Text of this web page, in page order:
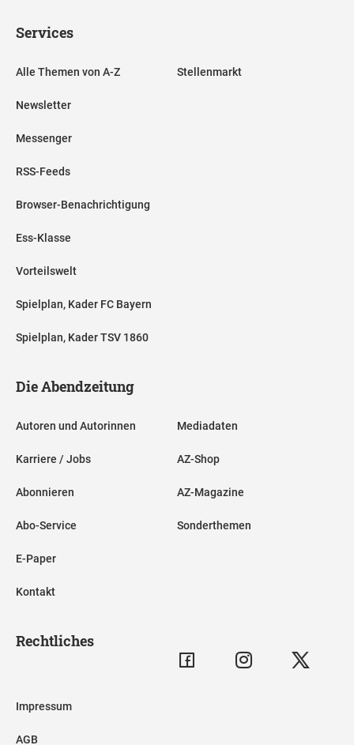
Services
Alle Themen von A-Z
Newsletter
Messenger
RSS-Feeds
Browser-Benachrichtigung
Ess-Klasse
Vorteilswelt
Spielplan, Kader FC Bayern
Spielplan, Kader TSV 1860
Stellenmarkt
Die Abendzeitung
Autoren und Autorinnen
Karriere / Jobs
Abonnieren
Abo-Service
E-Paper
Kontakt
Mediadaten
AZ-Shop
AZ-Magazine
Sonderthemen
Rechtliches
Impressum
AGB